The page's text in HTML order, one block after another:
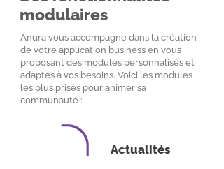
modulaires
Anura vous accompagne dans la création
de votre application business en vous
proposant des modules personnalisés et
adaptés à vos besoins. Voici les modules
les plus prisés pour animer sa
communauté :
Actualités